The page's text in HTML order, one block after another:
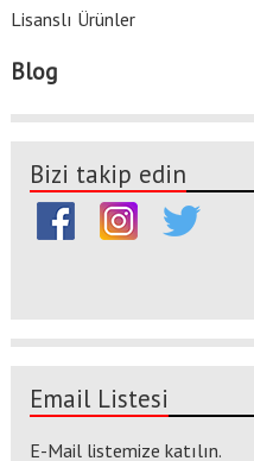
Lisanslı Ürünler
Blog
Bizi takip edin
Email Listesi
E-Mail listemize katılın.